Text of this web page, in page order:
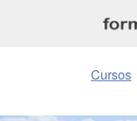
Cursos